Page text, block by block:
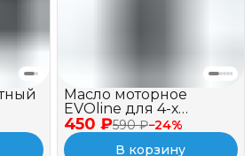
450 ₽590 ₽−24%
Масло моторное
EVOline для 4-х
тактных двигателей,
полусинтетическое,
SAE 10W-40 API SJ/CF, 1
В корзину